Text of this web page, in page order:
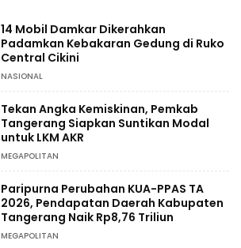
14 Mobil Damkar Dikerahkan
Padamkan Kebakaran Gedung di Ruko
Central Cikini
NASIONAL
Tekan Angka Kemiskinan, Pemkab
Tangerang Siapkan Suntikan Modal
untuk LKM AKR
MEGAPOLITAN
Paripurna Perubahan KUA-PPAS TA
2026, Pendapatan Daerah Kabupaten
Tangerang Naik Rp8,76 Triliun
MEGAPOLITAN